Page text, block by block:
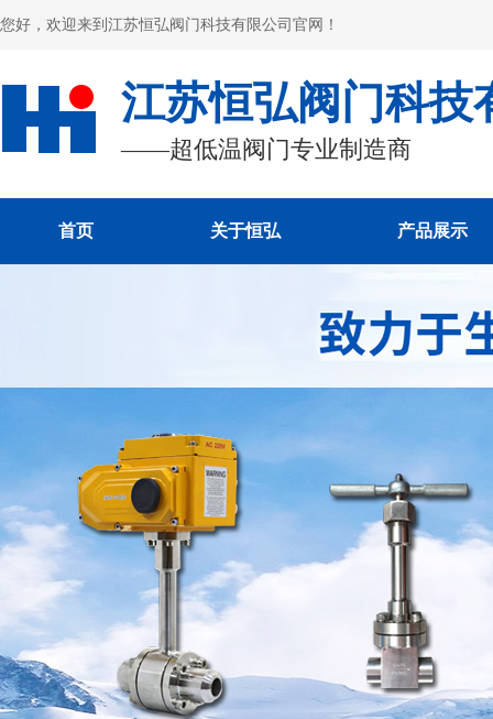
您好，欢迎来到江苏恒弘阀门科技有限公司官网！
江苏恒弘阀门科技
——超低温阀门专业制造商
首页 关于恒弘 产品展示